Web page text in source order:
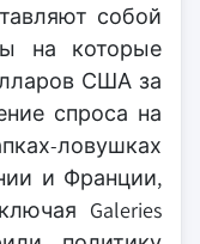
собой
на которые
США за
спроса на
ловушках
и Франции,
Galeries